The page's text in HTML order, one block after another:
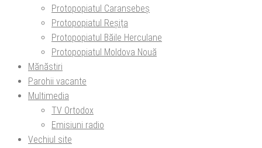
Protopopiatul Caransebeș
Protopopiatul Reșița
Protopopiatul Băile Herculane
Protopopiatul Moldova Nouă
Mănăstiri
Parohii vacante
Multimedia
TV Ortodox
Emisiuni radio
Vechiul site